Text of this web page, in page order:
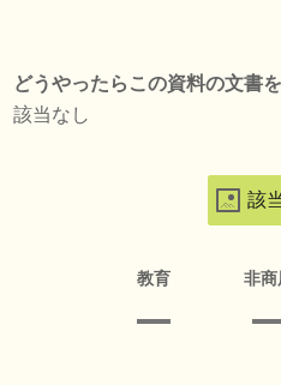
どうやったらこの資料の文書
該当なし
該
教育 非商